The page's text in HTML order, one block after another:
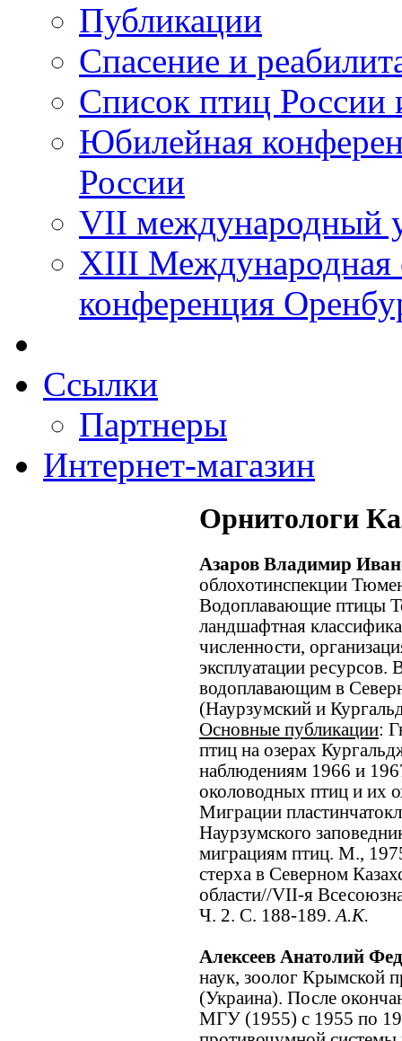
Публикации
Спасение и
Список птиц России
Юбилейная
России
VII международный
XIII Международная
конференция
Ссылки
Партнеры
Интернет-магазин
Орнитологи
Азаров Владимир
облохотинспекции
Водоплавающие птицы
ландшафтная
численности,
эксплуатации ресурсов.
водоплавающим в
(Наурзумский и
Основные публикации:
птиц на озерах
наблюдениям 1966 и
околоводных птиц и их
Миграции
Наурзумского
миграциям птиц. М.,
стерха в Северном
области//VII-я
Ч. 2. С. 188-189.А.К.
Алексеев Анатолий
наук, зоолог Крымской
(Украина). После
МГУ (1955) с 1955 по